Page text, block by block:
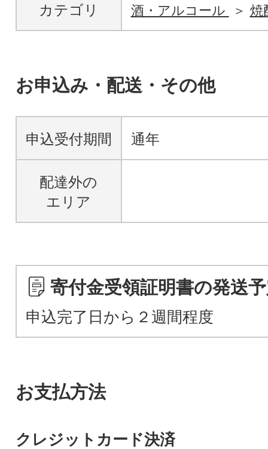
カテゴリ 酒・アルコール 焼
お申込み・配送・その他
申込受付期間 通年
配達外の
エリア
寄付金受領証明書の発送
申込完了日から２週間程度
お支払方法
クレジットカード決済